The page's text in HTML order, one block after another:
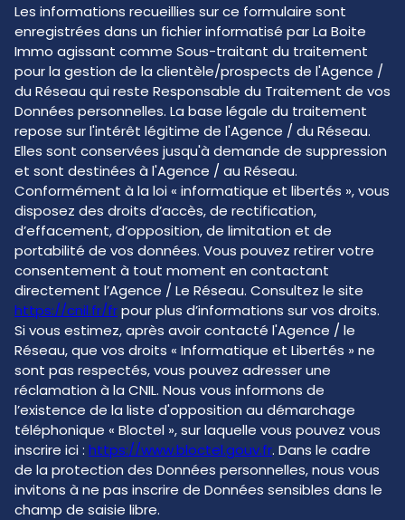
Les informations recueillies sur ce formulaire sont
enregistrées dans un fichier informatisé par La Boite
Immo agissant comme Sous-traitant du traitement
pour la gestion de la clientèle/prospects de l'Agence /
du Réseau qui reste Responsable du Traitement de vos
Données personnelles. La base légale du traitement
repose sur l'intérêt légitime de l'Agence / du Réseau.
Elles sont conservées jusqu'à demande de suppression
et sont destinées à l'Agence / au Réseau.
Conformément à la loi « informatique et libertés », vous
disposez des droits d’accès, de rectification,
d’effacement, d’opposition, de limitation et de
portabilité de vos données. Vous pouvez retirer votre
consentement à tout moment en contactant
directement l’Agence / Le Réseau. Consultez le site
https://cnil.fr/frpour plus d’informations sur vos droits.
Si vous estimez, après avoir contacté l'Agence / le
Réseau, que vos droits « Informatique et Libertés » ne
sont pas respectés, vous pouvez adresser une
réclamation à la CNIL. Nous vous informons de
l’existence de la liste d'opposition au démarchage
téléphonique « Bloctel », sur laquelle vous pouvez vous
inscrire ici : https://www.bloctel.gouv.fr. Dans le cadre
de la protection des Données personnelles, nous vous
invitons à ne pas inscrire de Données sensibles dans le
champ de saisie libre.